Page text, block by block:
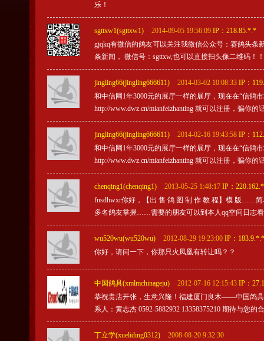
乐！
sgttxw1(sgttxw1) 2014-09-05 19:56:09 IP：218.85.*.*
gjqkq有微信的鸽友可以关注我微信公众号：赛鸽头
条新闻， 微信号：sgttxw,也可以直接扫头像二维码！
jingling66(jingling666611) 2014-03-02 10:08:33 IP：
和中信网1年3000元的展厅一样的展厅，现在在“信鸽
http://www.dwz.cn/mianfeizhanting 就可以注册，骗你
jingling66(jingling666611) 2014-02-16 19:43:58 IP：
和中信网1年3000元的展厅一样的展厅，现在在“信鸽
http://www.dwz.cn/mianfeizhanting 就可以注册，骗你
chenqing1(chenqing1) 2013-05-25 1:48:17 IP：
fnsdhwxr你好，【出 售 鸽 图 制 作 教 程】模 版
多名鸽友掌握……需要的朋友可以到本人qq空间日志
wu520wu(wu520wu) 2012-08-29 19:23:00 IP：183.9.*.*
你好，请问一下，你那只火凤凰有转让吗？？
中国鸽具(xmlmchinageju) 2012-07-16 12:15:43 IP：
恭祝贵店开张，生意兴隆！福建厦门良木——中国鸽具
系人：黄志杰 0592-5882932 13358375210 期待与您的
丁立学(xueliding0312)
2008-08-20 9:32:30